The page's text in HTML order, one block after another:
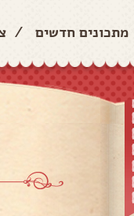
מתכונים חדשים /